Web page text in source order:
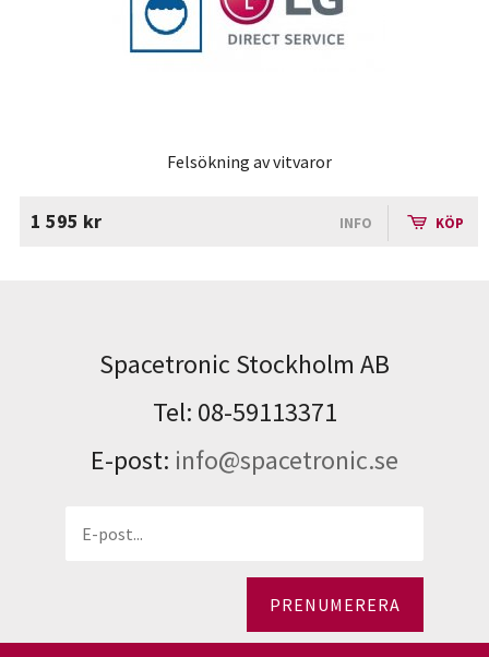
Felsökning av vitvaror
1 595 kr INFO KÖP
Spacetronic Stockholm AB
Tel: 08-59113371
E-post: info@spacetronic.se
PRENUMERERA